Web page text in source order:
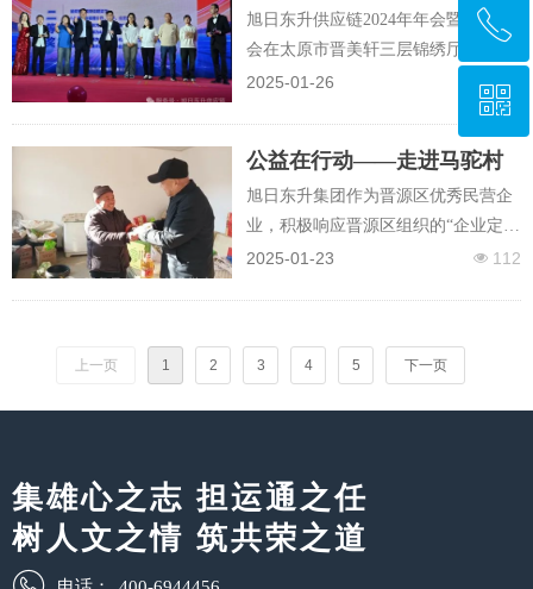
应链2024年会暨文艺晚会圆
满举行
旭日东升供应链2024年年会暨文艺晚
会在太原市晋美轩三层锦绣厅隆重召
开，旭日东升集团全体员工全体员工
넶 255
2025-01-26
公益在行动——走进马驼村
旭日东升集团作为晋源区优秀民营企
业，积极响应晋源区组织的“企业定点
帮扶”活动。于2024年11月7日向阳曲
联手，共同诠释了社会责任和担当。
在增强奉献精神的同时，也向社会传
넶 112
2025-01-23
上一页 1 2 3 4 5 下一页
集雄心之志 担运通之任
树人文之情 筑共荣之道
回到顶部
ꂅ
400-6944456
ꀥ
微信公众号